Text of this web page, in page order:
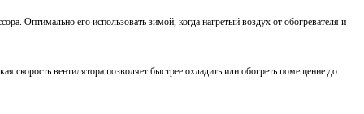
Оптимально его использовать зимой, когда нагретый воздух от обогревателя и
скорость вентилятора позволяет быстрее охладить или обогреть помещение до